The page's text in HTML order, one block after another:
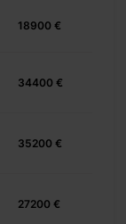
18900 €
34400 €
35200 €
27200 €